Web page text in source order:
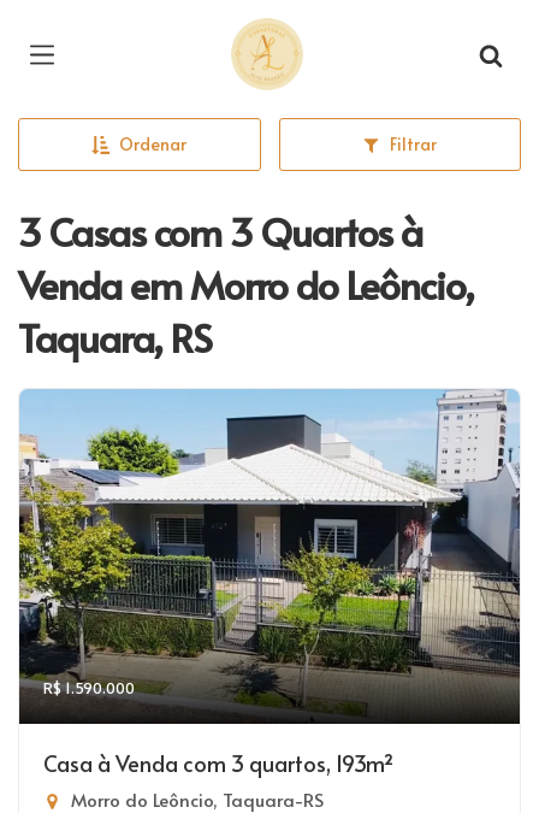
Página inicial
Ordenar Filtrar
3 Casas com 3 Quartos à
Venda em Morro do Leôncio,
Taquara, RS
R$ 1.590.000
Casa à Venda com 3 quartos, 193m²
Morro do Leôncio, Taquara-RS